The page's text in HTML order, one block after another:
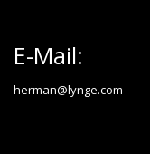
E-Mail:
herman@lynge.com